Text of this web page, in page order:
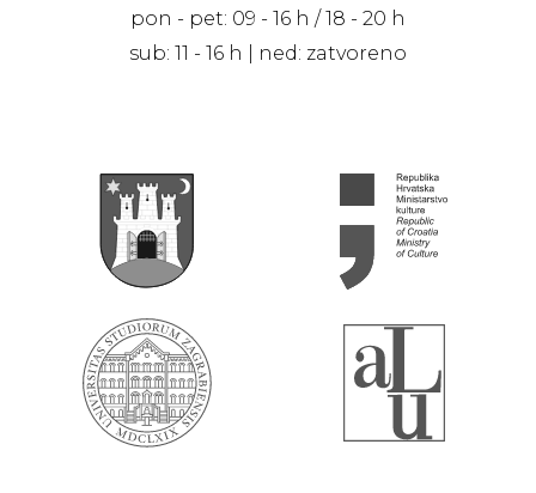
pon - pet: 09 - 16 h / 18 - 20 h
sub: 11 - 16 h | ned: zatvoreno